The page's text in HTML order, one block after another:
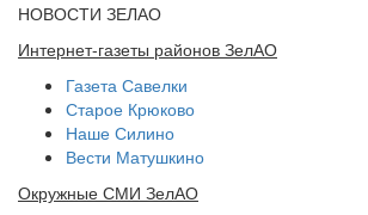
НОВОСТИ ЗЕЛАО
Интернет-газеты районов ЗелАО
Газета Савелки
Старое Крюково
Наше Силино
Вести Матушкино
Окружные СМИ ЗелАО